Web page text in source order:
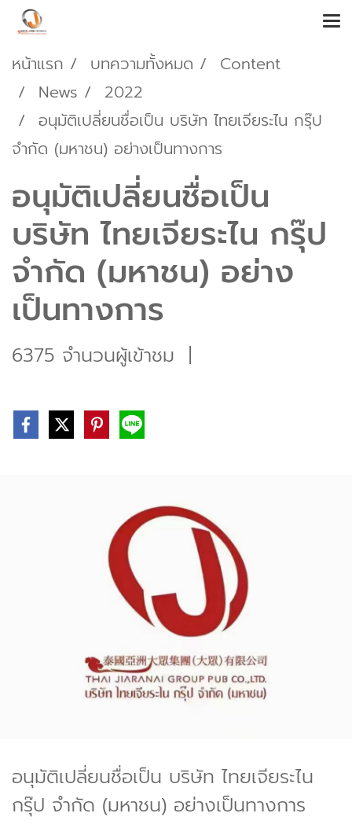
หน้าแรก บทความทั้งหมด
Content
News
2022
อนุมัติเปลี่ยนชื่อเป็น บริษัท ไทยเจียระไน กรุ๊ป
จำกัด (มหาชน) อย่างเป็นทางการ
อนุมัติเปลี่ยนชื่อเป็น
บริษัท ไทยเจียระไน กรุ๊ป
จำกัด (มหาชน) อย่าง
เป็นทางการ
6375 จำนวนผู้เข้าชม |
อนุมัติเปลี่ยนชื่อเป็น บริษัท ไทยเจียระไน
กรุ๊ป จำกัด (มหาชน) อย่างเป็นทางการ